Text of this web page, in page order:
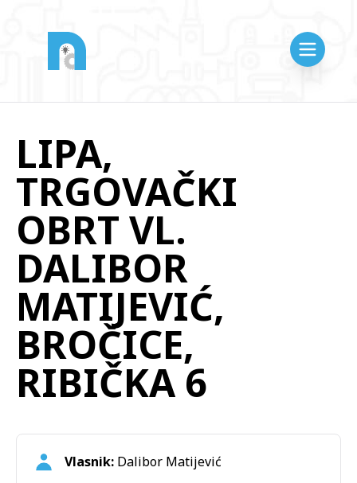
LIPA,
TRGOVAČKI
OBRT VL.
DALIBOR
MATIJEVIĆ,
BROČICE,
RIBIČKA 6
Vlasnik: Dalibor Matijević